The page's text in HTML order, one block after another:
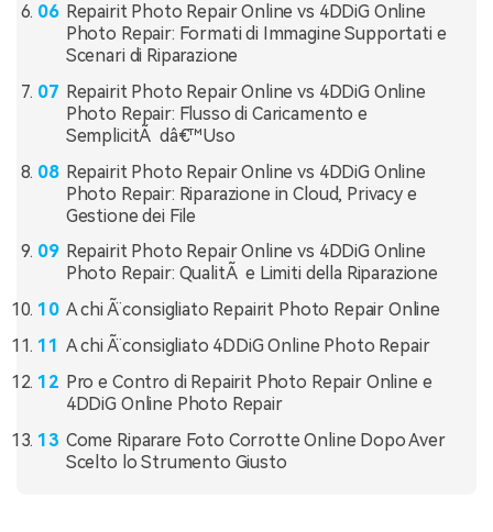
Repairit Photo Repair Online vs 4DDiG Online
Photo Repair: Formati di Immagine Supportati e
Scenari di Riparazione
Repairit Photo Repair Online vs 4DDiG Online
Photo Repair: Flusso di Caricamento e
SemplicitÃ dâ€™Uso
Repairit Photo Repair Online vs 4DDiG Online
Photo Repair: Riparazione in Cloud, Privacy e
Gestione dei File
Repairit Photo Repair Online vs 4DDiG Online
Photo Repair: QualitÃ e Limiti della Riparazione
A chi Ã¨ consigliato Repairit Photo Repair Online
A chi Ã¨ consigliato 4DDiG Online Photo Repair
Pro e Contro di Repairit Photo Repair Online e
4DDiG Online Photo Repair
Come Riparare Foto Corrotte Online Dopo Aver
Scelto lo Strumento Giusto